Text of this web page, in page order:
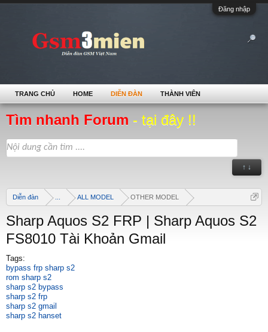
Đăng nhập
Tìm nhanh Forum - tại đây !!
↑ ↓
Diễn đàn ALL MODEL OTHER MODEL
Sharp Aquos S2 FRP | Sharp Aquos S2
FS8010 Tài Khoản Gmail
Tags:
bypass frp sharp s2
rom sharp s2
sharp s2 bypass
sharp s2 frp
sharp s2 gmail
sharp s2 hanset
TRANG CHỦ HOME DIỄN ĐÀN THÀNH VIÊN